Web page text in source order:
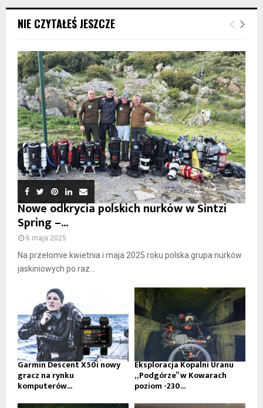
NIE CZYTAŁEŚ JESZCZE
Nowe odkrycia polskich nurków w Sintzi
Spring –...
6 maja 2025
Na przełomie kwietnia i maja 2025 roku polska grupa nurków
jaskiniowych po raz...
Garmin Descent X50i nowy
gracz na rynku
komputerów...
Eksploracja Kopalni Uranu
„Podgórze” w Kowarach
poziom -230...